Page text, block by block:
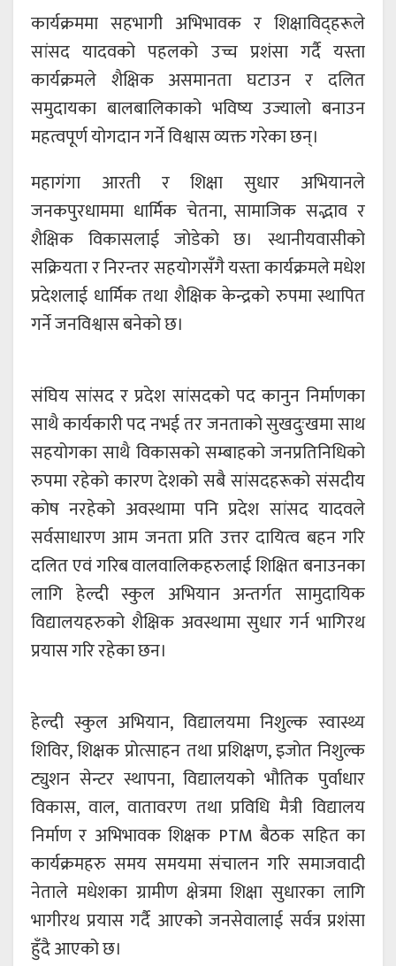
कार्यक्रममा सहभागी अभिभावक र शिक्षाविद्हरूले
सांसद यादवको पहलको उच्च प्रशंसा गर्दै यस्ता
कार्यक्रमले शैक्षिक असमानता घटाउन र दलित
समुदायका बालबालिकाको भविष्य उज्यालो बनाउन
महत्वपूर्ण योगदान गर्ने विश्वास व्यक्त गरेका छन्।
महागंगा आरती र शिक्षा सुधार अभियानले
जनकपुरधाममा धार्मिक चेतना, सामाजिक सद्भाव र
शैक्षिक विकासलाई जोडेको छ। स्थानीयवासीको
सक्रियता र निरन्तर सहयोगसँगै यस्ता कार्यक्रमले मधेश
प्रदेशलाई धार्मिक तथा शैक्षिक केन्द्रको रुपमा स्थापित
गर्ने जनविश्वास बनेको छ।
संघिय सांसद र प्रदेश सांसदको पद कानुन निर्माणका
साथै कार्यकारी पद नभई तर जनताको सुखदुःखमा साथ
सहयोगका साथै विकासको सम्बाहको जनप्रतिनिधिको
रुपमा रहेको कारण देशको सबै सांसदहरूको संसदीय
कोष नरहेको अवस्थामा पनि प्रदेश सांसद यादवले
सर्वसाधारण आम जनता प्रति उत्तर दायित्व बहन गरि
दलित एवं गरिब वालवालिकहरुलाई शिक्षित बनाउनका
लागि हेल्दी स्कुल अभियान अन्तर्गत सामुदायिक
विद्यालयहरुको शैक्षिक अवस्थामा सुधार गर्न भागिरथ
प्रयास गरि रहेका छन।
हेल्दी स्कुल अभियान, विद्यालयमा निशुल्क स्वास्थ्य
शिविर, शिक्षक प्रोत्साहन तथा प्रशिक्षण, इजोत निशुल्क
ट्युशन सेन्टर स्थापना, विद्यालयको भौतिक पुर्वाधार
विकास, वाल, वातावरण तथा प्रविधि मैत्री विद्यालय
निर्माण र अभिभावक शिक्षक PTM बैठक सहित का
कार्यक्रमहरु समय समयमा संचालन गरि समाजवादी
नेताले मधेशका ग्रामीण क्षेत्रमा शिक्षा सुधारका लागि
भागीरथ प्रयास गर्दै आएको जनसेवालाई सर्वत्र प्रशंसा
हुँदै आएको छ।